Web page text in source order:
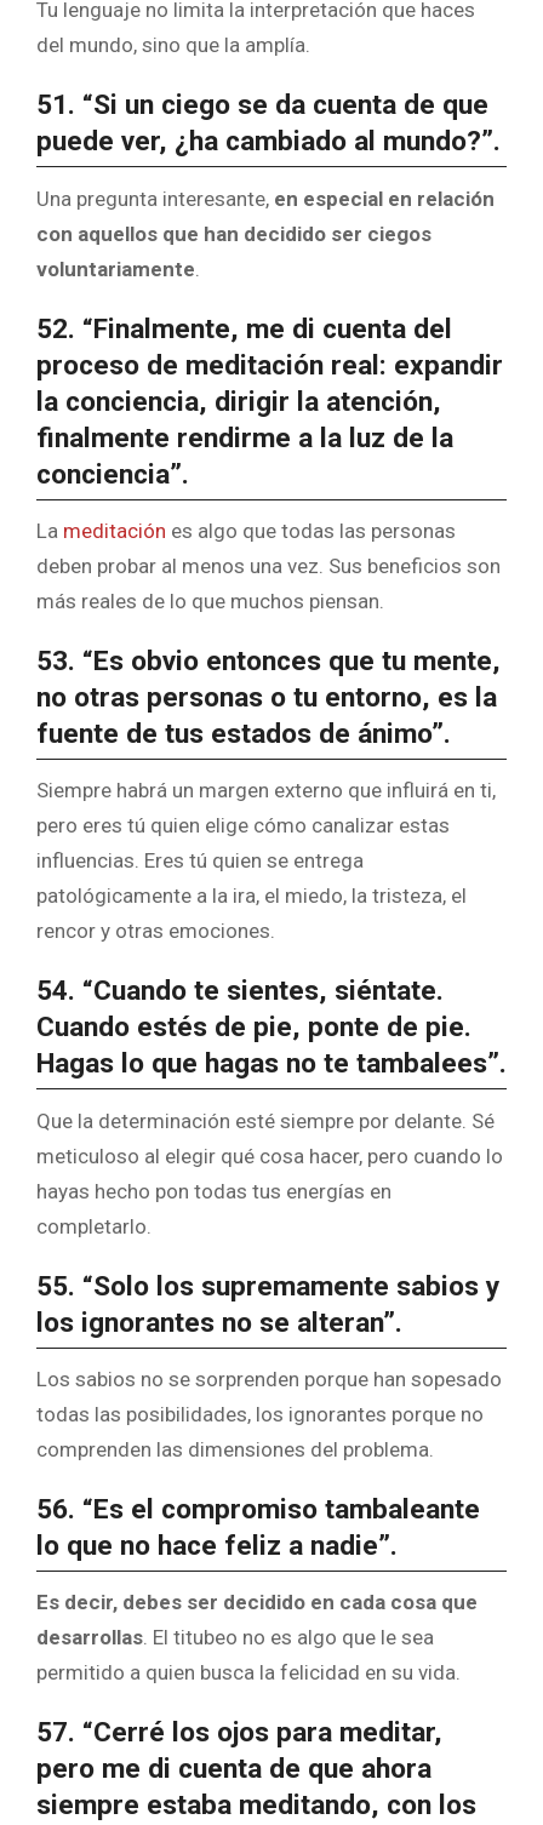
Tu lenguaje no limita la interpretación que haces
del mundo, sino que la amplía.
51. “Si un ciego se da cuenta de que
puede ver, ¿ha cambiado al mundo?”.
Una pregunta interesante, en especial en relación
con aquellos que han decidido ser ciegos
voluntariamente
52. “Finalmente, me di cuenta del
proceso de meditación real: expandir
la conciencia, dirigir la atención,
finalmente rendirme a la luz de la
conciencia”.
La meditación es algo que todas las personas
deben probar al menos una vez. Sus beneficios son
más reales de lo que muchos piensan.
53. “Es obvio entonces que tu mente,
no otras personas o tu entorno, es la
fuente de tus estados de ánimo”.
Siempre habrá un margen externo que influirá en ti,
pero eres tú quien elige cómo canalizar estas
influencias. Eres tú quien se entrega
patológicamente a la ira, el miedo, la tristeza, el
rencor y otras emociones.
54. “Cuando te sientes, siéntate.
Cuando estés de pie, ponte de pie.
Hagas lo que hagas no te tambalees”.
Que la determinación esté siempre por delante. Sé
meticuloso al elegir qué cosa hacer, pero cuando lo
hayas hecho pon todas tus energías en
completarlo.
55. “Solo los supremamente sabios y
los ignorantes no se alteran”.
Los sabios no se sorprenden porque han sopesado
todas las posibilidades, los ignorantes porque no
comprenden las dimensiones del problema.
56. “Es el compromiso tambaleante
lo que no hace feliz a nadie”.
Es decir, debes ser decidido en cada cosa que
desarrollas. El titubeo no es algo que le sea
permitido a quien busca la felicidad en su vida.
57. “Cerré los ojos para meditar,
pero me di cuenta de que ahora
siempre estaba meditando, con los